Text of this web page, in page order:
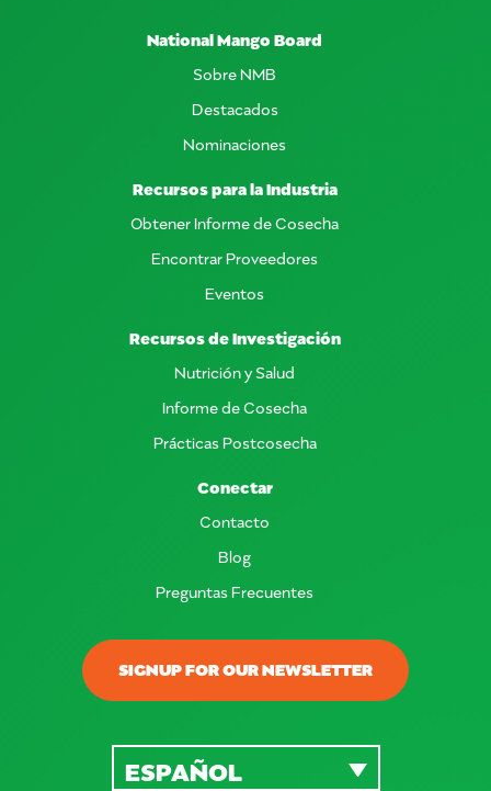
SIGNUP FOR OUR NEWSLETTER
National Mango Board
Sobre NMB
Destacados
Nominaciones
Recursos para la Industria
Obtener Informe de Cosecha
Encontrar Proveedores
Eventos
Recursos de Investigación
Nutrición y Salud
Informe de Cosecha
Prácticas Postcosecha
Conectar
Contacto
Blog
Preguntas Frecuentes
ESPAÑOL